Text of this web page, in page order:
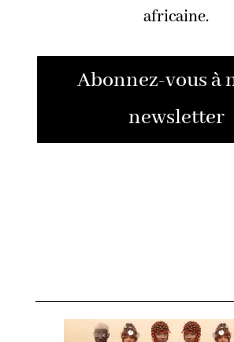
africaine.
Abonnez-vous à
newsletter